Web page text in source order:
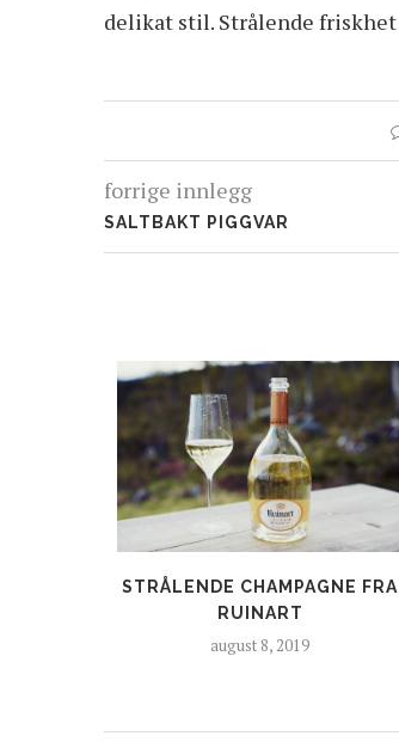
delikat stil. Strålende friskhet
forrige innlegg
SALTBAKT PIGGVAR
STRÅLENDE CHAMPAGNE FRA
RUINART
august 8, 2019